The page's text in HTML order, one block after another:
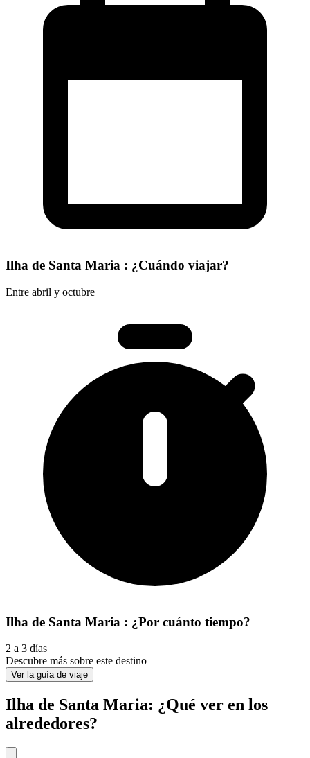
Ilha de Santa Maria : ¿Cuándo viajar?
Entre abril y octubre
Ilha de Santa Maria : ¿Por cuánto tiempo?
2 a 3 días
Descubre más sobre este destino
Ver la guía de viaje
Ilha de Santa Maria: ¿Qué ver en los
alrededores?